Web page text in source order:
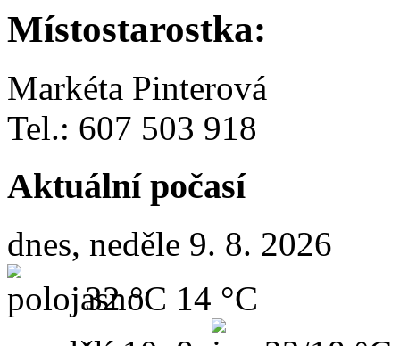
Místostarostka:
Markéta Pinterová
Tel.: 607 503 918
Aktuální počasí
dnes, neděle 9. 8. 2026
32 °C 14 °C